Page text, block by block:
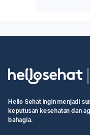
Hello Sehat ingin menjadi
keputusan kesehatan dan
bahagia.